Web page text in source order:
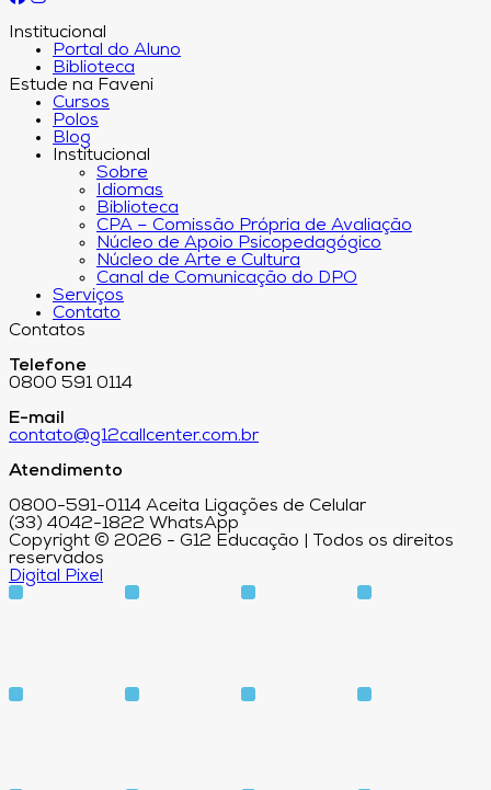
Institucional
Portal do Aluno
Biblioteca
Estude na Faveni
Cursos
Polos
Blog
Institucional
Sobre
Idiomas
Biblioteca
CPA – Comissão Própria de Avaliação
Núcleo de Apoio Psicopedagógico
Núcleo de Arte e Cultura
Canal de Comunicação do DPO
Serviços
Contato
Contatos
Telefone
0800 591 0114
E-mail
contato@g12callcenter.com.br
Atendimento
0800-591-0114 Aceita Ligações de Celular
(33) 4042-1822 WhatsApp
Copyright © 2026 - G12 Educação | Todos os direitos
reservados
Digital Pixel